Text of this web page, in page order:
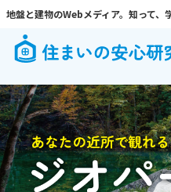
地盤と建物のWebメディア。知って、